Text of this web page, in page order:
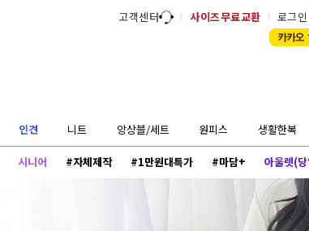
고객센터 사이즈무료교환 로그인
인견 니트 앙상블/세트 원피스 생활한복
시니어 #자체제작 #1만원대특가 #마담+ 아울렛(